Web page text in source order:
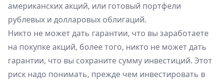
американских акций, или готовый портфели
рублевых и долларовых облигаций.
Никто не может дать гарантии, что вы заработаете
на покупке акций, более того, никто не может дать
гарантии, что вы сохраните сумму инвестиций. Этот
риск надо понимать, прежде чем инвестировать в